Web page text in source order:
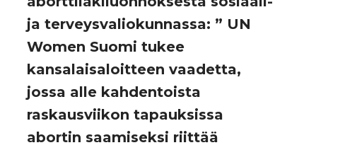
ja terveysvaliokunnassa: ” UN
Women Suomi tukee
kansalaisaloitteen vaadetta,
jossa alle kahdentoista
raskausviikon tapauksissa
abortin saamiseksi riittää